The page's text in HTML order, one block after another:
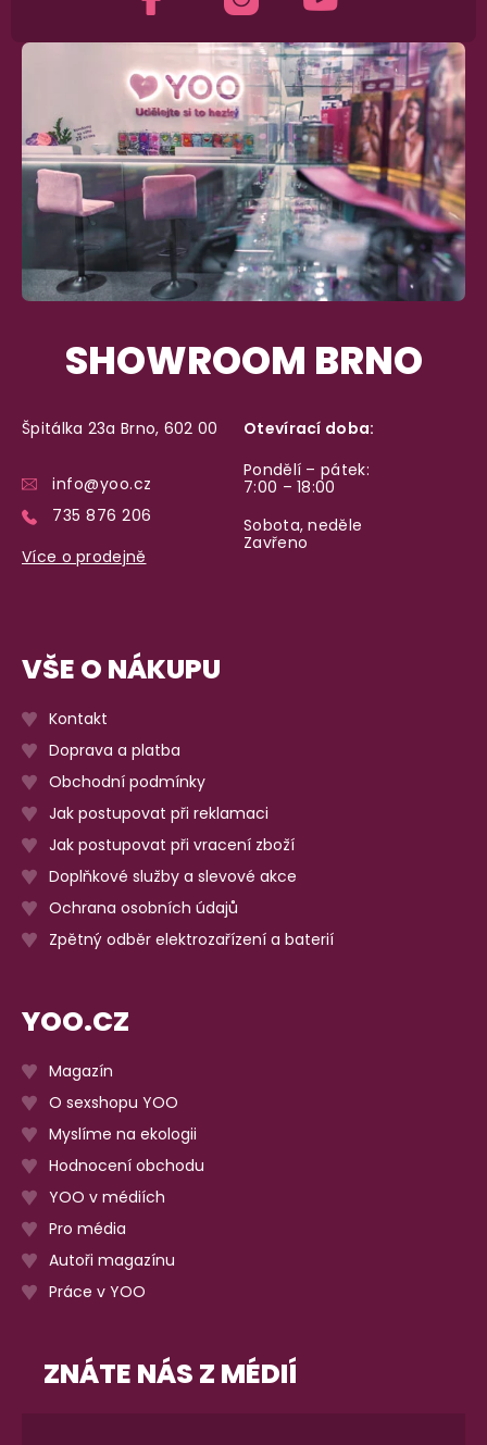
SHOWROOM BRNO
Špitálka 23a Brno, 602 00
info@yoo.cz
735 876 206
Více o prodejně
Otevírací doba:
Pondělí – pátek:
7:00 – 18:00
Sobota, neděle
Zavřeno
VŠE O NÁKUPU
Kontakt
Doprava a platba
Obchodní podmínky
Jak postupovat při reklamaci
Jak postupovat při vracení zboží
Doplňkové služby a slevové akce
Ochrana osobních údajů
Zpětný odběr elektrozařízení a baterií
YOO.CZ
Magazín
O sexshopu YOO
Myslíme na ekologii
Hodnocení obchodu
YOO v médiích
Pro média
Autoři magazínu
Práce v YOO
ZNÁTE NÁS Z MÉDIÍ